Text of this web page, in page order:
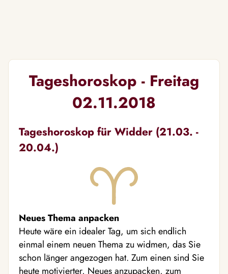
Tageshoroskop - Freitag
02.11.2018
Tageshoroskop für Widder (21.03. -
20.04.)
Neues Thema anpacken
Heute wäre ein idealer Tag, um sich endlich
einmal einem neuen Thema zu widmen, das Sie
schon länger angezogen hat. Zum einen sind Sie
heute motivierter, Neues anzupacken, zum